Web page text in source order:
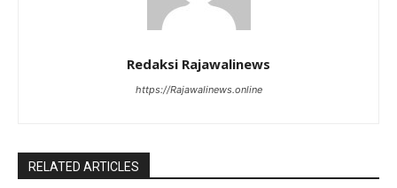
Redaksi Rajawalinews
https://Rajawalinews.online
RELATED ARTICLES